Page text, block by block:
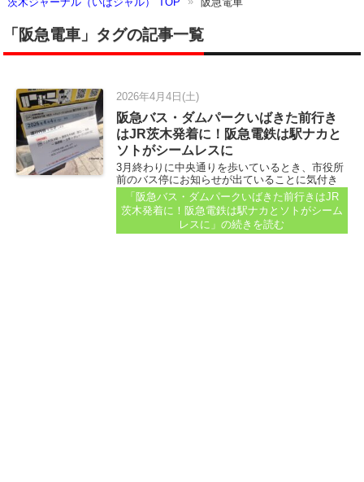
「阪急電車」タグの記事一覧
2026年4月4日(土)
阪急バス・ダムパークいばきた前行き
はJR茨木発着に！阪急電鉄は駅ナカと
ソトがシームレスに
3月終わりに中央通りを歩いているとき、市役所
前のバス停にお知らせが出ていることに気付き
ました。 時刻表が貼りだされていて「4月3日
（金）までは以下の時刻表で運行します」との
こと...
「阪急バス・ダムパークいばきた前行きはJR
茨木発着に！阪急電鉄は駅ナカとソトがシーム
レスに」の続きを読む